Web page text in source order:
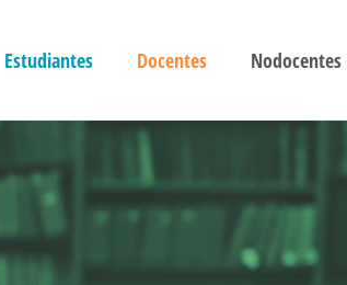
Estudiantes Docentes Nodocentes